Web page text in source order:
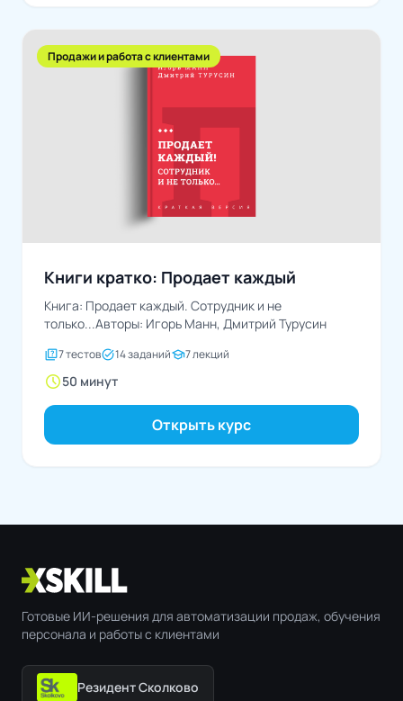
Продажи и работа с клиентами
Книги кратко: Продает каждый
Книга: Продает каждый. Сотрудник и не
только...Авторы: Игорь Манн, Дмитрий Турусин
quiz7 тестовtask_alt14 заданийschool7 лекций
schedule50 минут
Открыть курс
Готовые ИИ-решения для автоматизации продаж, обучения
персонала и работы с клиентами
Резидент Сколково